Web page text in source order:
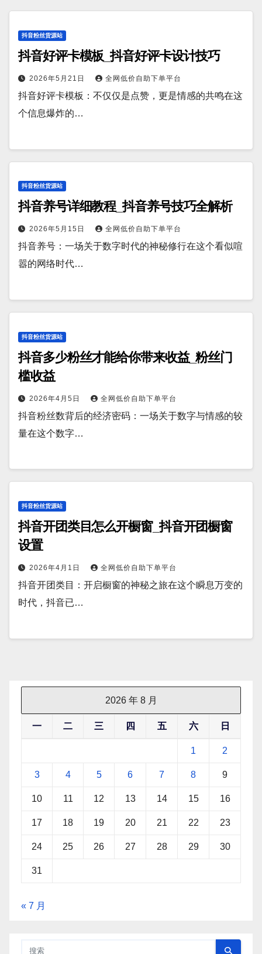
抖音粉丝货源站
抖音好评卡模板_抖音好评卡设计技巧
2026年5月21日 全网低价自助下单平台
抖音好评卡模板：不仅仅是点赞，更是情感的共鸣在这
个信息爆炸的…
抖音粉丝货源站
抖音养号详细教程_抖音养号技巧全解析
2026年5月15日 全网低价自助下单平台
抖音养号：一场关于数字时代的神秘修行在这个看似喧
嚣的网络时代…
抖音粉丝货源站
抖音多少粉丝才能给你带来收益_粉丝门
槛收益
2026年4月5日 全网低价自助下单平台
抖音粉丝数背后的经济密码：一场关于数字与情感的较
量在这个数字…
抖音粉丝货源站
抖音开团类目怎么开橱窗_抖音开团橱窗
设置
2026年4月1日 全网低价自助下单平台
抖音开团类目：开启橱窗的神秘之旅在这个瞬息万变的
时代，抖音已…
2026 年 8 月
一 二 三 四 五 六 日
1 2
3 4 5 6 7 8 9
10 11 12 13 14 15 16
17 18 19 20 21 22 23
24 25 26 27 28 29 30
31
« 7 月